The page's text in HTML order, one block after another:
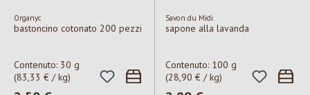
Organyc
bastoncino cotonato 200 pezzi
Contenuto: 30 g
(83,33 € / kg)
Savon du Midi
sapone alla lavanda
Contenuto: 100 g
(28,90 € / kg)